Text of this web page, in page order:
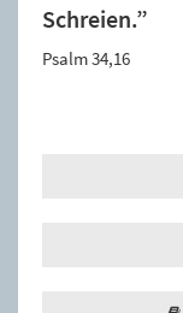
Schreien.”
Psalm 34,16